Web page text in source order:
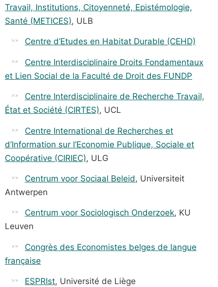
Travail, Institutions, Citoyenneté, Epistémologie,
Santé (METICES), ULB
Centre d’Etudes en Habitat Durable (CEHD)
Centre Interdisciplinaire Droits Fondamentaux
et Lien Social de la Faculté de Droit des FUNDP
Centre Interdisciplinaire de Recherche Travail,
État et Société (CIRTES), UCL
Centre International de Recherches et
d’Information sur l’Economie Publique, Sociale et
Coopérative (CIRIEC), ULG
Centrum voor Sociaal Beleid , Universiteit
Antwerpen
Centrum voor Sociologisch Onderzoek, KU
Leuven
Congrès des Economistes belges de langue
française
ESPRIst, Université de Liège